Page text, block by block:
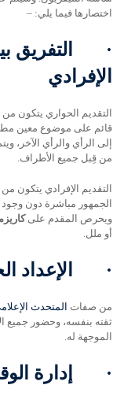
اختصارها فيما يلي: –
·
التفريق
الإفرادي
التقديم الحواري يتكون
قائم على موضوع معين
إلى الرأي والرأي
من قِبل جميع الأطراف.
التقديم الإفرادي يتكون
الجمهور مباشرة دون
ويحرص المقدم على
أو ملل.
· الإعداد
من صفات المتحدث
ثقته بنفسه، وحضور جميع
الموجهة له.
· إدارة